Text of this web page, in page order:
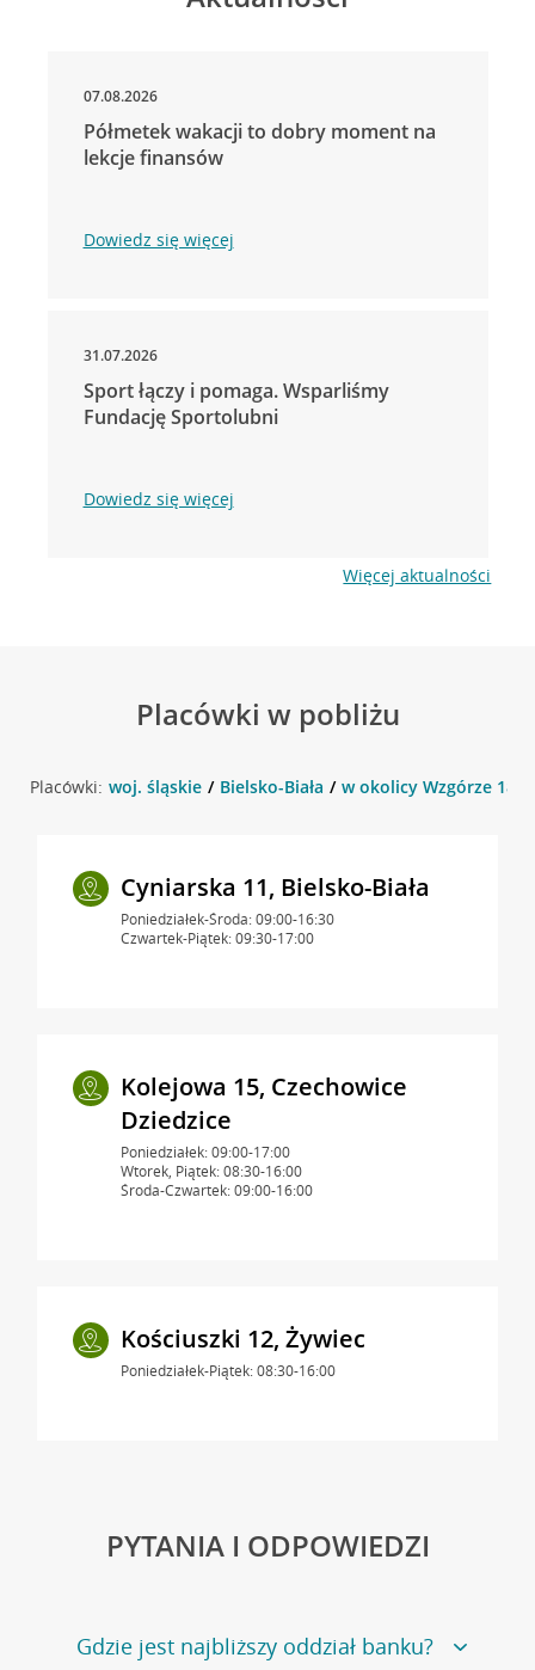
07.08.2026
Półmetek wakacji to dobry moment na
lekcje finansów
Dowiedz się więcej
31.07.2026
Sport łączy i pomaga. Wsparliśmy
Fundację Sportolubni
Dowiedz się więcej
Więcej aktualności
Placówki w pobliżu
Placówki: woj. śląskie Bielsko-Biała w okolicy Wzgórze 18,
Cyniarska 11, Bielsko-Biała
Poniedziałek-Środa: 09:00-16:30
Czwartek-Piątek: 09:30-17:00
Kolejowa 15, Czechowice
Dziedzice
Poniedziałek: 09:00-17:00
Wtorek, Piątek: 08:30-16:00
Środa-Czwartek: 09:00-16:00
Kościuszki 12, Żywiec
Poniedziałek-Piątek: 08:30-16:00
PYTANIA I ODPOWIEDZI
Gdzie jest najbliższy oddział banku?